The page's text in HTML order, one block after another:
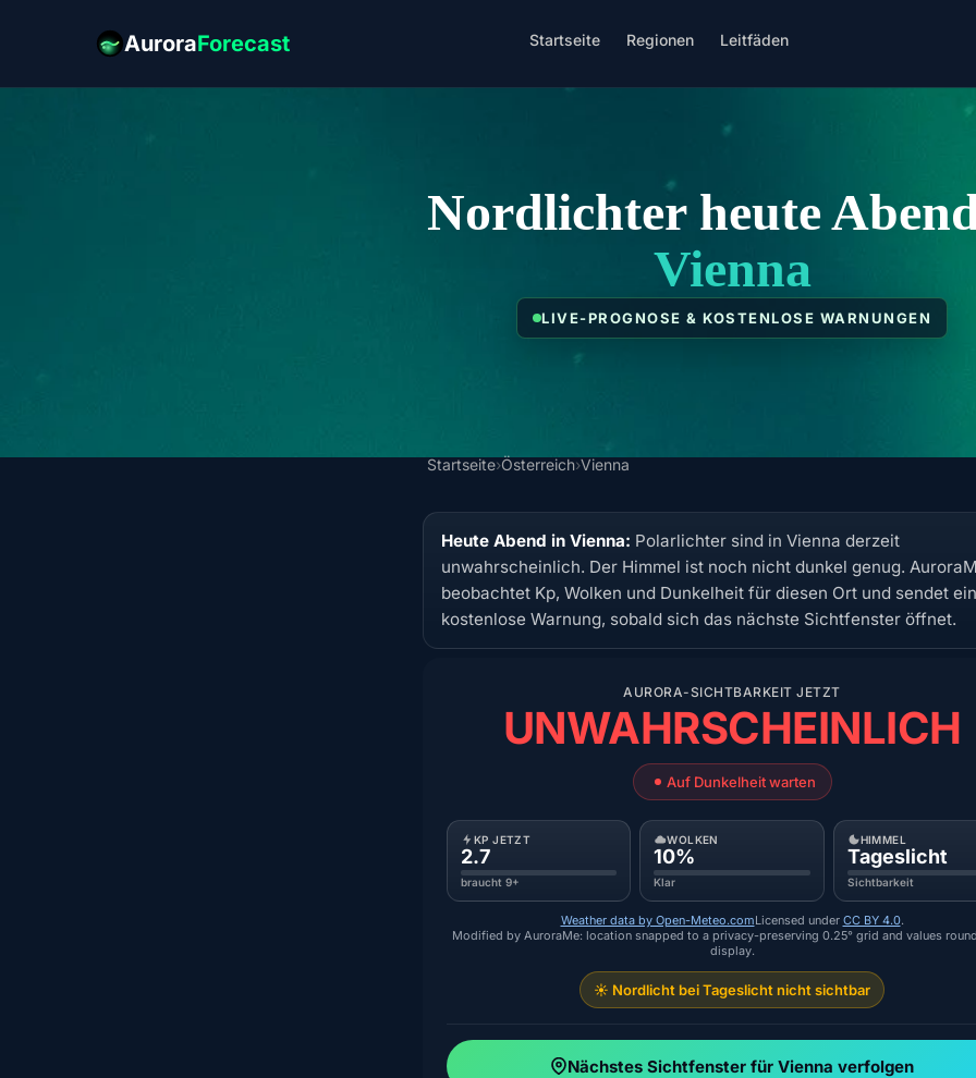
AuroraForecast Startseite Regionen Leitfäden
Nordlichter heute
Vienna
LIVE-PROGNOSE & KOSTENLOSE WARNUNGEN
Startseite›Österreich›Vienna
Heute Abend in Vienna: Polarlichter sind in Vienna derzeit
unwahrscheinlich. Der Himmel ist noch nicht dunkel genug.
beobachtet Kp, Wolken und Dunkelheit für diesen Ort und sendet
kostenlose Warnung, sobald sich das nächste Sichtfenster öffnet.
AURORA-SICHTBARKEIT JETZT
UNWAHRSCHEINLICH
Auf Dunkelheit warten
KP JETZT
2.7
braucht 9+
WOLKEN
10%
Klar
HIMMEL
Tageslicht
Sichtbarkeit
Weather data by Open-Meteo.comLicensed under CC BY 4.0.
Modified by AuroraMe: location snapped to a privacy-preserving 0.25° grid and values
display.
☀️ Nordlicht bei Tageslicht nicht sichtbar
Nächstes Sichtfenster für Vienna verfolgen